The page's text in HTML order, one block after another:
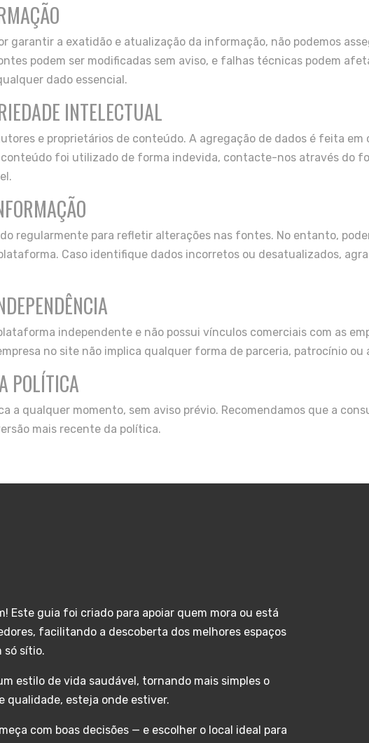
garantir a exatidão e atualização da informação, não podemos
podem ser modificadas sem aviso, e falhas técnicas podem
dado essencial.
INTELECTUAL
e proprietários de conteúdo. A agregação de dados é feita
foi utilizado de forma indevida, contacte-nos através do
regularmente para refletir alterações nas fontes. No entanto,
Caso identifique dados incorretos ou desatualizados,
independente e não possui vínculos comerciais com as
no site não implica qualquer forma de parceria, patrocínio ou
POLÍTICA
a qualquer momento, sem aviso prévio. Recomendamos que a
mais recente da política.
Este guia foi criado para apoiar quem mora ou está
facilitando a descoberta dos melhores espaços
só sítio.
estilo de vida saudável, tornando mais simples o
qualidade, esteja onde estiver.
com boas decisões — e escolher o local ideal para